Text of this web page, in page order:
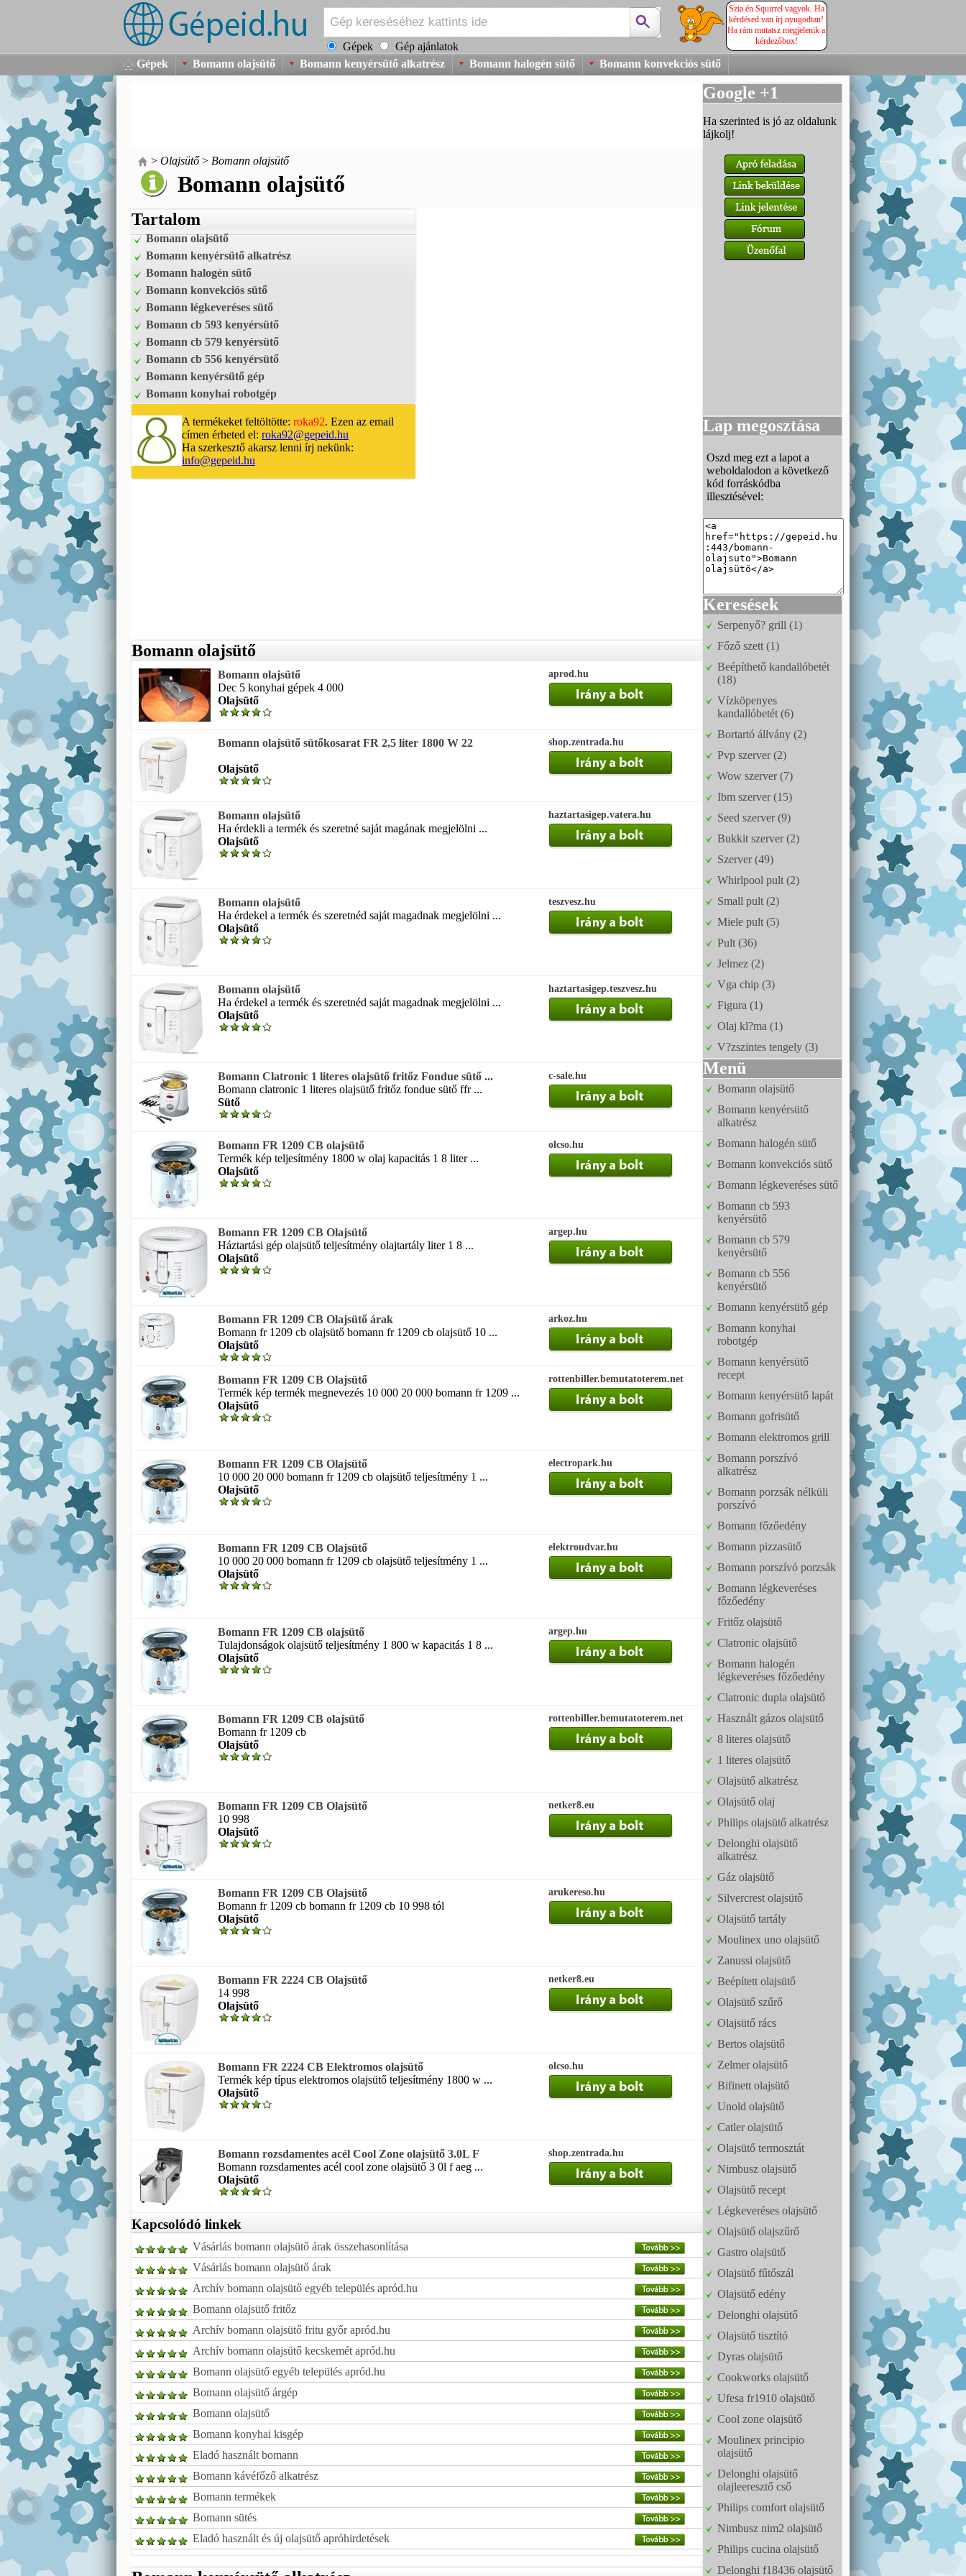
Gépek Gép ajánlatok
Szia én Squirrel vagyok. Ha
kérdésed van írj nyugodtan!
Ha rám mutatsz megjelenik a
kérdezőbox!
Gépek Bomann olajsütő Bomann kenyérsütő alkatrész Bomann halogén sütő Bomann konvekciós sütő
> Olajsütő> Bomann olajsütő
Bomann olajsütő
Tartalom
Bomann olajsütő
Bomann kenyérsütő alkatrész
Bomann halogén sütő
Bomann konvekciós sütő
Bomann légkeveréses sütő
Bomann cb 593 kenyérsütő
Bomann cb 579 kenyérsütő
Bomann cb 556 kenyérsütő
Bomann kenyérsütő gép
Bomann konyhai robotgép
A termékeket feltöltötte: roka92. Ezen az email
címen érheted el: roka92@gepeid.hu
Ha szerkesztő akarsz lenni írj nekünk:
info@gepeid.hu
Bomann olajsütő
Bomann olajsütő
Dec 5 konyhai gépek 4 000
Olajsütő
aprod.hu
Bomann olajsütő sütőkosarat FR 2,5 liter 1800 W 22
Olajsütő
shop.zentrada.hu
Bomann olajsütő
Ha érdekli a termék és szeretné saját magának megjelölni ...
Olajsütő
haztartasigep.vatera.hu
Bomann olajsütő
Ha érdekel a termék és szeretnéd saját magadnak megjelölni ...
Olajsütő
teszvesz.hu
Bomann olajsütő
Ha érdekel a termék és szeretnéd saját magadnak megjelölni ...
Olajsütő
haztartasigep.teszvesz.hu
Bomann Clatronic 1 literes olajsütő fritőz Fondue sütő ...
Bomann clatronic 1 literes olajsütő fritőz fondue sütő ffr ...
Sütő
c-sale.hu
Bomann FR 1209 CB olajsütő
Termék kép teljesítmény 1800 w olaj kapacitás 1 8 liter ...
Olajsütő
olcso.hu
Bomann FR 1209 CB Olajsütő
Háztartási gép olajsütő teljesítmény olajtartály liter 1 8 ...
Olajsütő
argep.hu
Bomann FR 1209 CB Olajsütő árak
Bomann fr 1209 cb olajsütő bomann fr 1209 cb olajsütő 10 ...
Olajsütő
arkoz.hu
Bomann FR 1209 CB Olajsütő
Termék kép termék megnevezés 10 000 20 000 bomann fr 1209 ...
Olajsütő
rottenbiller.bemutatoterem.net
Bomann FR 1209 CB Olajsütő
10 000 20 000 bomann fr 1209 cb olajsütő teljesítmény 1 ...
Olajsütő
electropark.hu
Bomann FR 1209 CB Olajsütő
10 000 20 000 bomann fr 1209 cb olajsütő teljesítmény 1 ...
Olajsütő
elektroudvar.hu
Bomann FR 1209 CB olajsütő
Tulajdonságok olajsütő teljesítmény 1 800 w kapacitás 1 8 ...
Olajsütő
argep.hu
Bomann FR 1209 CB olajsütő
Bomann fr 1209 cb
Olajsütő
rottenbiller.bemutatoterem.net
Bomann FR 1209 CB Olajsütő
10 998
Olajsütő
netker8.eu
Bomann FR 1209 CB Olajsütő
Bomann fr 1209 cb bomann fr 1209 cb 10 998 tól
Olajsütő
arukereso.hu
Bomann FR 2224 CB Olajsütő
14 998
Olajsütő
netker8.eu
Bomann FR 2224 CB Elektromos olajsütő
Termék kép típus elektromos olajsütő teljesítmény 1800 w ...
Olajsütő
olcso.hu
Bomann rozsdamentes acél Cool Zone olajsütő 3.0L F
Bomann rozsdamentes acél cool zone olajsütő 3 0l f aeg ...
Olajsütő
shop.zentrada.hu
Kapcsolódó linkek
Vásárlás bomann olajsütő árak összehasonlítása
Vásárlás bomann olajsütő árak
Archív bomann olajsütő egyéb település apród.hu
Bomann olajsütő fritőz
Archív bomann olajsütő fritu győr apród.hu
Archív bomann olajsütő kecskemét apród.hu
Bomann olajsütő egyéb település apród.hu
Bomann olajsütő árgép
Bomann olajsütő
Bomann konyhai kisgép
Eladó használt bomann
Bomann kávéfőző alkatrész
Bomann termékek
Bomann sütés
Eladó használt és új olajsütő apróhirdetések
Google +1
Ha szerinted is jó az oldalunk
lájkolj!
Lap megosztása
Oszd meg ezt a lapot a
weboldalodon a következő
kód forráskódba
illesztésével:
Keresések
Serpenyő? grill (1)
Főző szett (1)
Beépíthető kandallóbetét
(18)
Vízköpenyes
kandallóbetét (6)
Bortartó állvány (2)
Pvp szerver (2)
Wow szerver (7)
Ibm szerver (15)
Seed szerver (9)
Bukkit szerver (2)
Szerver (49)
Whirlpool pult (2)
Small pult (2)
Miele pult (5)
Pult (36)
Jelmez (2)
Vga chip (3)
Figura (1)
Olaj kl?ma (1)
V?zszintes tengely (3)
Menü
Bomann olajsütő
Bomann kenyérsütő
alkatrész
Bomann halogén sütő
Bomann konvekciós sütő
Bomann légkeveréses sütő
Bomann cb 593
kenyérsütő
Bomann cb 579
kenyérsütő
Bomann cb 556
kenyérsütő
Bomann kenyérsütő gép
Bomann konyhai
robotgép
Bomann kenyérsütő
recept
Bomann kenyérsütő lapát
Bomann gofrisütő
Bomann elektromos grill
Bomann porszívó
alkatrész
Bomann porzsák nélküli
porszívó
Bomann főzőedény
Bomann pizzasütő
Bomann porszívó porzsák
Bomann légkeveréses
főzőedény
Fritőz olajsütő
Clatronic olajsütő
Bomann halogén
légkeveréses főzőedény
Clatronic dupla olajsütő
Használt gázos olajsütő
8 literes olajsütő
1 literes olajsütő
Olajsütő alkatrész
Olajsütő olaj
Philips olajsütő alkatrész
Delonghi olajsütő
alkatrész
Gáz olajsütő
Silvercrest olajsütő
Olajsütő tartály
Moulinex uno olajsütő
Zanussi olajsütő
Beépített olajsütő
Olajsütő szűrő
Olajsütő rács
Bertos olajsütő
Zelmer olajsütő
Bifinett olajsütő
Unold olajsütő
Catler olajsütő
Olajsütő termosztát
Nimbusz olajsütő
Olajsütő recept
Légkeveréses olajsütő
Olajsütő olajszűrő
Gastro olajsütő
Olajsütő fűtőszál
Olajsütő edény
Delonghi olajsütő
Olajsütő tisztító
Dyras olajsütő
Cookworks olajsütő
Ufesa fr1910 olajsütő
Cool zone olajsütő
Moulinex principio
olajsütő
Delonghi olajsütő
olajleeresztő cső
Philips comfort olajsütő
Nimbusz nim2 olajsütő
Philips cucina olajsütő
Delonghi f18436 olajsütő